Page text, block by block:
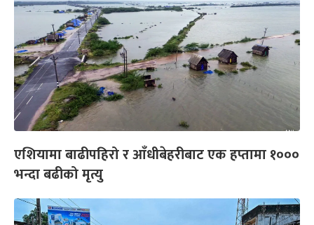
एशियामा बाढीपहिरो र आँधीबेहरीबाट एक हप्तामा १०००
भन्दा बढीको मृत्यु